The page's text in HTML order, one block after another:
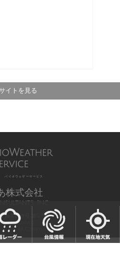
イトを見る
バイオウェザーサービス
株式会社
Inc.
予報業務許可 第12号
Reserved,
IDEA Consultants,Inc